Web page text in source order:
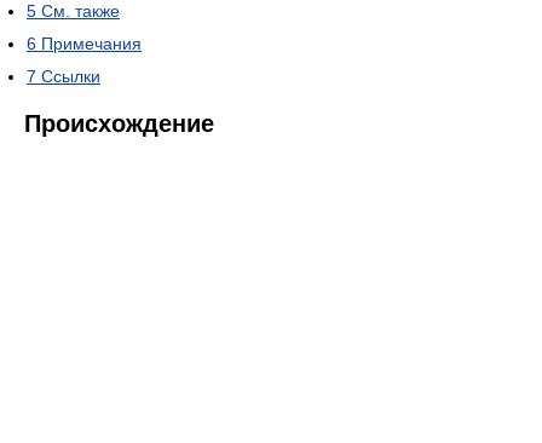
5 См. также
6 Примечания
7 Ссылки
Происхождение